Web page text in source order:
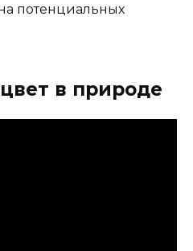
потенциальных
в природе